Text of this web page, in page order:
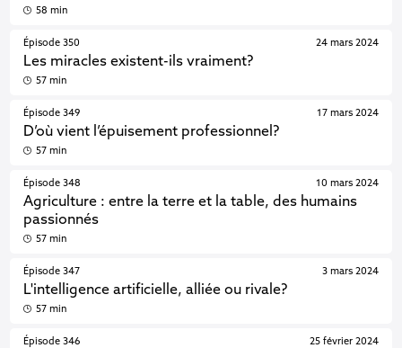
58 min
Épisode 350
Les miracles existent-ils vraiment?
24 mars 2024
57 min
Épisode 349
D’où vient l’épuisement professionnel?
17 mars 2024
57 min
Épisode 348
Agriculture : entre la terre et la table, des humains
passionnés
10 mars 2024
57 min
Épisode 347
L'intelligence artificielle, alliée ou rivale?
3 mars 2024
57 min
Épisode 346 25 février 2024